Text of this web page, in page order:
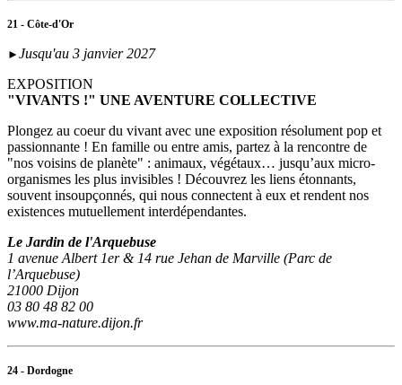
21 - Côte-d'Or
► Jusqu'au 3 janvier 2027
EXPOSITION
"VIVANTS !" UNE AVENTURE COLLECTIVE
Plongez au coeur du vivant avec une exposition résolument pop et
passionnante ! En famille ou entre amis, partez à la rencontre de
"nos voisins de planète" : animaux, végétaux… jusqu’aux micro-
organismes les plus invisibles ! Découvrez les liens étonnants,
souvent insoupçonnés, qui nous connectent à eux et rendent nos
existences mutuellement interdépendantes.
Le Jardin de l'Arquebuse
1 avenue Albert 1er & 14 rue Jehan de Marville (Parc de
l’Arquebuse)
21000 Dijon
03 80 48 82 00
www.ma-nature.dijon.fr
24 - Dordogne